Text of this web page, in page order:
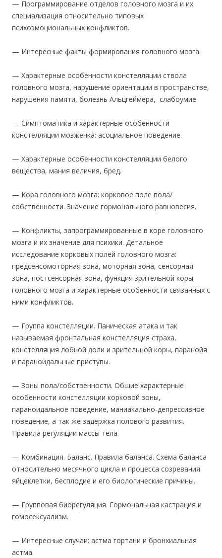
— Программирование отделов головного мозга и их
специализация относительно типовых
психоэмоциональных конфликтов.
— Интересные факты формирования головного мозга.
— Характерные особенности констелляции ствола
головного мозга, нарушение ориентации в пространстве,
нарушения памяти, болезнь Альцгеймера, слабоумие.
— Симптоматика и характерные особенности
констелляции мозжечка: асоциальное поведение.
— Характерные особенности констелляции белого
вещества, мания величия, бред.
— Кора головного мозга: корковое поле пола/
собственности. Значение гормонального равновесия.
— Конфликты, запрограммированные в коре головного
мозга и их значение для психики. Детальное
исследование корковых полей головного мозга:
предсенсомоторная зона, моторная зона, сенсорная
зона, постсенсорная зона, функция зрительной коры
головного мозга и характерные особенности связанных с
ними конфликтов.
— Группа констелляции. Паническая атака и так
называемая фронтальная констелляция страха,
констелляция лобной доли и зрительной коры, паранойя
и параноидальные приступы.
— Зоны пола/собственности. Общие характерные
особенности констелляции корковой зоны,
параноидальное поведение, маниакально-депрессивное
поведение, а так же задержка полового развития.
Правила регуляции массы тела.
— Комбинация. Баланс. Правила баланса. Схема баланса
относительно месячного цикла и процесса созревания
яйцеклетки, бесплодие и его биологические причины.
— Групповая биорегуляция. Гормональная кастрация и
гомосексуализм.
— Интересные случаи: астма гортани и бронхиальная
астма.